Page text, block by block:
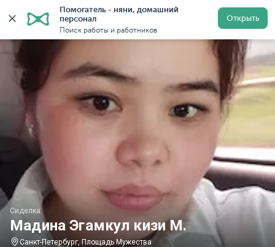
Помогатель - няни, домашний
персонал
Поиск работы и работников
Открыть
Главная Сиделки Сиделки в Санкт-Петербурге
Мадина Эгамкул кизи М.
Сиделка
Санкт-Петербург, Площадь Мужества